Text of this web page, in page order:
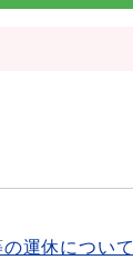
運休について